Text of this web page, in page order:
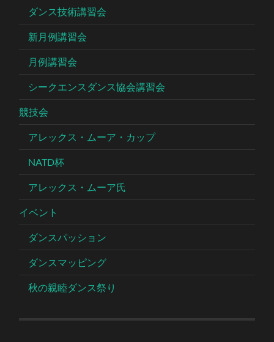
ダンス技術講習会
新月例講習会
月例講習会
シークエンスダンス協会講習会
競技会
アレックス・ムーア・カップ
NATD杯
アレックス・ムーア氏
イベント
ダンスパッション
ダンスマッピング
秋の親睦ダンス祭り